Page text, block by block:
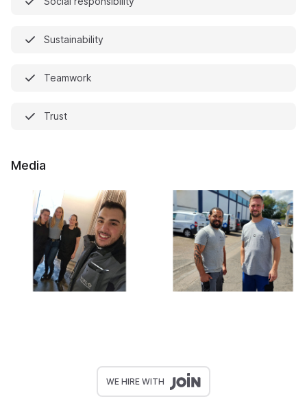
Sustainability
Teamwork
Trust
Media
WE HIRE WITH